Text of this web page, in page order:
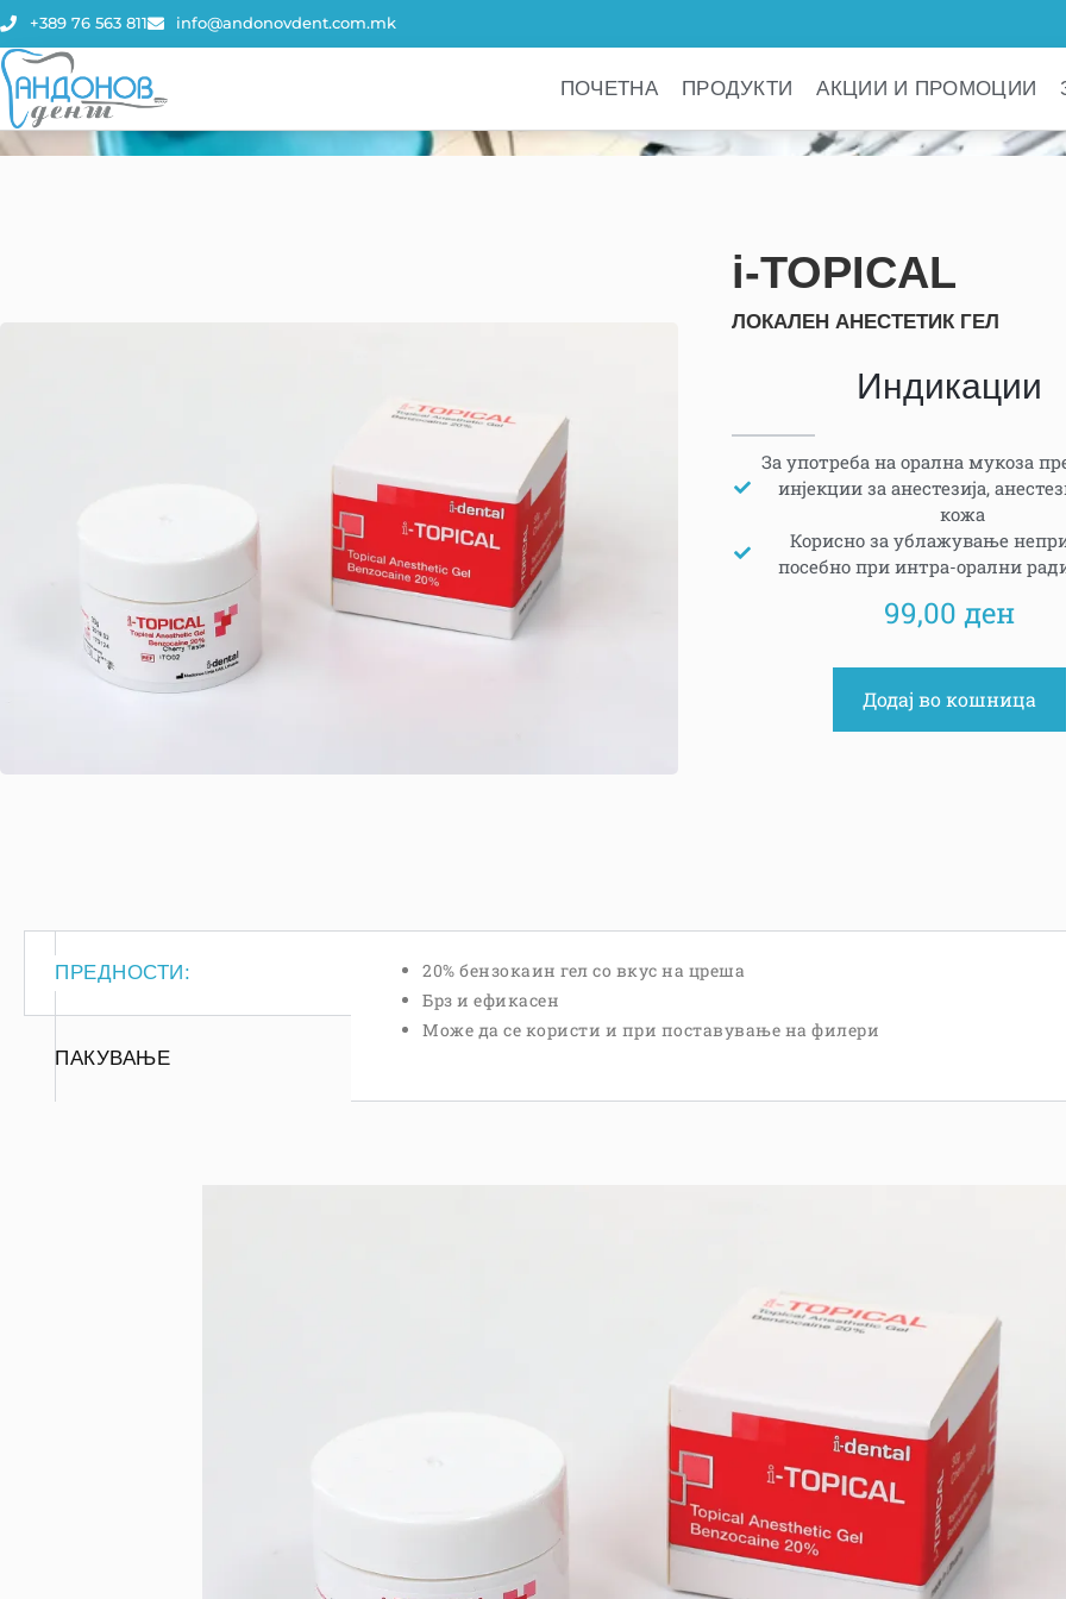
+389 76 563 811 info@andonovdent.com.mk
ПОЧЕТНА ПРОДУКТИ АКЦИИ И ПРОМОЦИИ
i-TOPICAL
ЛОКАЛЕН АНЕСТЕТИК ГЕЛ
Индикации
За употреба на орална мукоза
инјекции за анестезија,
кожа
Корисно за ублажување
посебно при интра-орални
99,00 ден
Додај во кошница
ПРЕДНОСТИ:
ПАКУВАЊЕ
20% бензокаин гел со вкус на цреша
Брз и ефикасен
Може да се користи и при поставување на филери